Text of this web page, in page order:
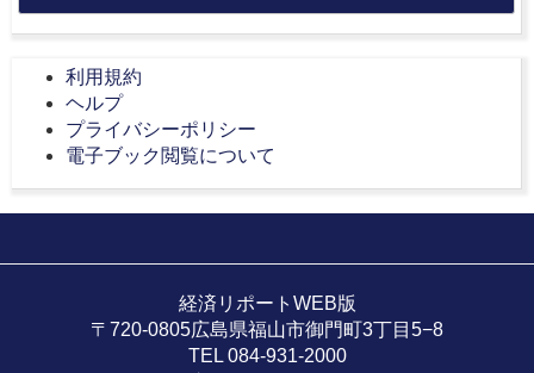
利用規約
ヘルプ
プライバシーポリシー
電子ブック閲覧について
経済リポートWEB版
〒720-0805広島県福山市御門町3丁目5−8
TEL 084-931-2000